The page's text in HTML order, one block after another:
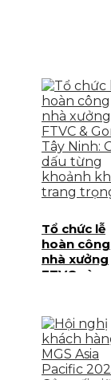
Tổ chức lễ
hoàn công
nhà xưởng
FTVC và
Ninh